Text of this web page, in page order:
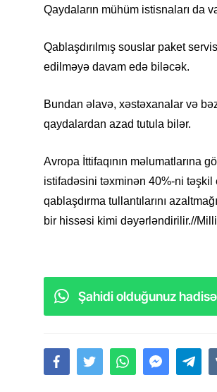
Qaydaların mühüm istisnaları da
Qablaşdırılmış souslar paket
edilməyə davam edə biləcək.
Bundan əlavə, xəstəxanalar və
qaydalardan azad tutula bilər.
Avropa İttifaqının məlumatlarına
istifadəsini təxminən 40%-ni təşkil
qablaşdırma tullantılarını
bir hissəsi kimi dəyərləndirilir.//
Şahidi olduğunuz